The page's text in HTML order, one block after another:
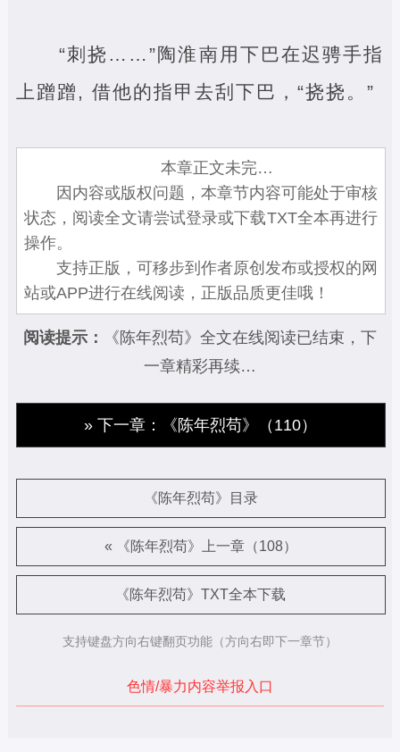
“刺挠……”陶淮南用下巴在迟骋手指
上蹭蹭, 借他的指甲去刮下巴，“挠挠。”
本章正文未完…
因内容或版权问题，本章节内容可能处于审核
状态，阅读全文请尝试登录或下载TXT全本再进行
操作。
支持正版，可移步到作者原创发布或授权的网
站或APP进行在线阅读，正版品质更佳哦！
阅读提示：
《陈年烈苟》全文在线阅读已结束，下
一章精彩再续…
» 下一章：《陈年烈苟》（110）
《陈年烈苟》目录
« 《陈年烈苟》上一章（108）
《陈年烈苟》TXT全本下载
支持键盘方向右键翻页功能（方向右即下一章节）
色情/暴力内容举报入口